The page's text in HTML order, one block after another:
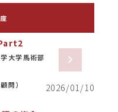
大学馬術部
問）
2026/01/10